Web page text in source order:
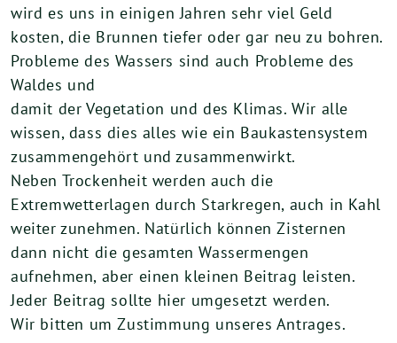
wird es uns in einigen Jahren sehr viel Geld
kosten, die Brunnen tiefer oder gar neu zu bohren.
Probleme des Wassers sind auch Probleme des
Waldes und
damit der Vegetation und des Klimas. Wir alle
wissen, dass dies alles wie ein Baukastensystem
zusammengehört und zusammenwirkt.
Neben Trockenheit werden auch die
Extremwetterlagen durch Starkregen, auch in Kahl
weiter zunehmen. Natürlich können Zisternen
dann nicht die gesamten Wassermengen
aufnehmen, aber einen kleinen Beitrag leisten.
Jeder Beitrag sollte hier umgesetzt werden.
Wir bitten um Zustimmung unseres Antrages.